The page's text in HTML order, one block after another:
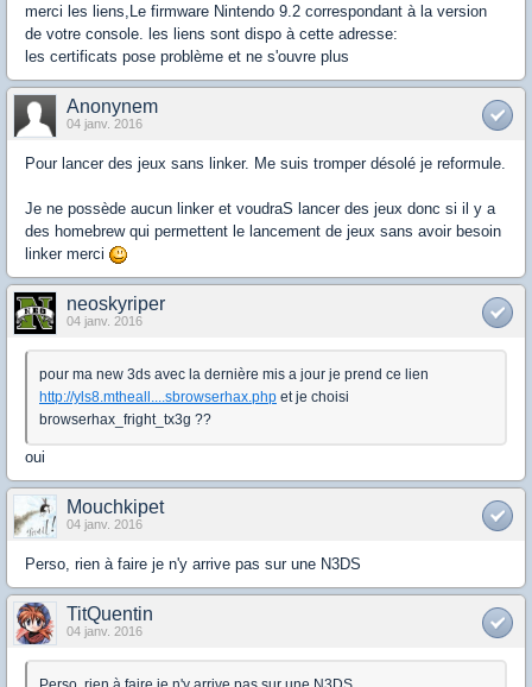
merci les liens,Le firmware Nintendo 9.2 correspondant à la version
de votre console. les liens sont dispo à cette adresse:
les certificats pose problème et ne s'ouvre plus
Anonynem
04 janv. 2016
Pour lancer des jeux sans linker. Me suis tromper désolé je reformule.
Je ne possède aucun linker et voudraS lancer des jeux donc si il y a
des homebrew qui permettent le lancement de jeux sans avoir besoin
linker merci
neoskyriper
04 janv. 2016
pour ma new 3ds avec la dernière mis a jour je prend ce lien
http://yls8.mtheall....sbrowserhax.php et je choisi
browserhax_fright_tx3g ??
oui
Mouchkipet
04 janv. 2016
Perso, rien à faire je n'y arrive pas sur une N3DS
TitQuentin
04 janv. 2016